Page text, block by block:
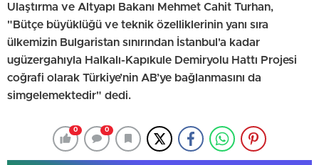
Ulaştırma ve Altyapı Bakanı Mehmet Cahit Turhan,
"Bütçe büyüklüğü ve teknik özelliklerinin yanı sıra
ülkemizin Bulgaristan sınırından İstanbul'a kadar
ugüzergahıyla Halkalı-Kapıkule Demiryolu Hattı Projesi
coğrafi olarak Türkiye’nin AB’ye bağlanmasını da
simgelemektedir" dedi.
0 0